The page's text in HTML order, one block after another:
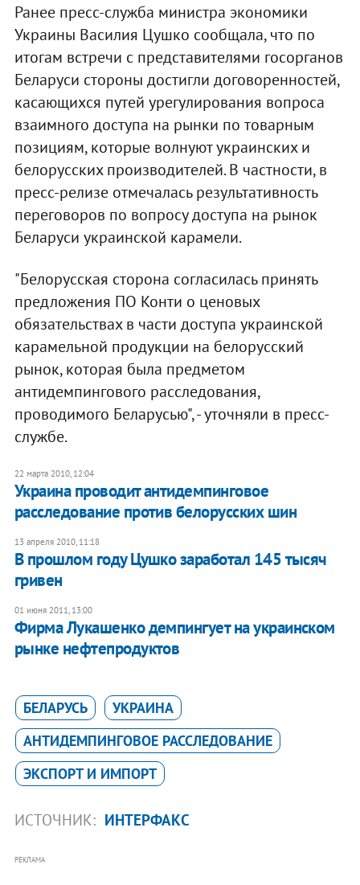
Ранее пресс-служба министра экономики
Украины Василия Цушко сообщала, что по
итогам встречи с представителями госорганов
Беларуси стороны достигли договоренностей,
касающихся путей урегулирования вопроса
взаимного доступа на рынки по товарным
позициям, которые волнуют украинских и
белорусских производителей. В частности, в
пресс-релизе отмечалась результативность
переговоров по вопросу доступа на рынок
Беларуси украинской карамели.
"Белорусская сторона согласилась принять
предложения ПО Конти о ценовых
обязательствах в части доступа украинской
карамельной продукции на белорусский
рынок, которая была предметом
антидемпингового расследования,
проводимого Беларусью", - уточняли в пресс-
службе.
22 марта 2010, 12:04
Украина проводит антидемпинговое
расследование против белорусских шин
13 апреля 2010, 11:18
В прошлом году Цушко заработал 145 тысяч
гривен
01 июня 2011, 13:00
Фирма Лукашенко демпингует на украинском
рынке нефтепродуктов
БЕЛАРУСЬ
УКРАИНА
АНТИДЕМПИНГОВОЕ РАССЛЕДОВАНИЕ
ЭКСПОРТ И ИМПОРТ
ИСТОЧНИК: ИНТЕРФАКС
РЕКЛАМА